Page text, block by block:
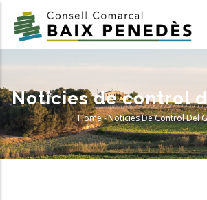
main
Notícies de control
Breadcrumb
Home-Notícies De Control Del